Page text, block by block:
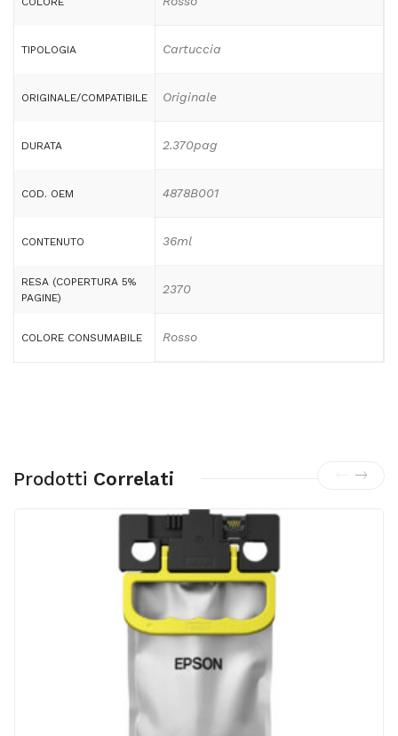
TIPOLOGIA Cartuccia
ORIGINALE/COMPATIBILE Originale
DURATA 2.370pag
COD. OEM 4878B001
CONTENUTO 36ml
RESA (COPERTURA 5%
PAGINE)
2370
COLORE CONSUMABILE Rosso
Prodotti Correlati